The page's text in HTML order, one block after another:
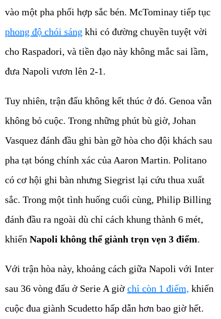
vào một pha phối hợp sắc bén. McTominay tiếp tục
phong độ chói sáng khi có đường chuyền tuyệt vời
cho Raspadori, và tiền đạo này không mắc sai lầm,
đưa Napoli vươn lên 2-1.
Tuy nhiên, trận đấu không kết thúc ở đó. Genoa vẫn
không bỏ cuộc. Trong những phút bù giờ, Johan
Vasquez đánh đầu ghi bàn gỡ hòa cho đội khách sau
pha tạt bóng chính xác của Aaron Martin. Politano
có cơ hội ghi bàn nhưng Siegrist lại cứu thua xuất
sắc. Trong một tình huống cuối cùng, Philip Billing
đánh đầu ra ngoài dù chỉ cách khung thành 6 mét,
khiến Napoli không thể giành trọn vẹn 3 điểm.
Với trận hòa này, khoảng cách giữa Napoli với Inter
sau 36 vòng đấu ở Serie A giờ chỉ còn 1 điểm, khiến
cuộc đua giành Scudetto hấp dẫn hơn bao giờ hết.